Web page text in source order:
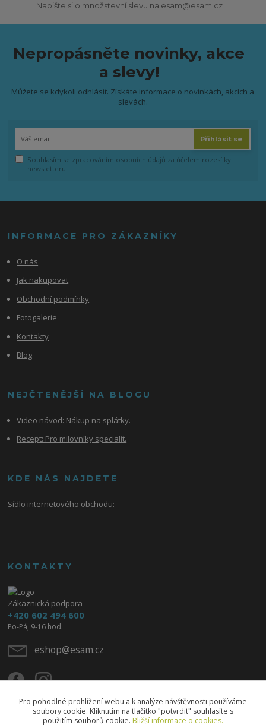
Napište si o množstevní slevu na esam@esam.cz
Nepropásněte novinky, akce
a slevy!
Můžete se kdykoli odhlásit. Získáte informace o novinkách, akcích a
slevách.
Přihlásit se
Souhlasím se zpracováním osobních údajů za účelem rozesílky
newsletteru.
INFORMACE PRO ZÁKAZNÍKY
O nás
Jak nakupovat
Obchodní podmínky
Fotogalerie
Kontakty
Blog
NEJČTENĚJŠÍ NA BLOGU
Video návod: Nákup na splátky.
Recept: Pro milovníky specialit.
KDE NÁS NAJDETE
Sídlo internetového obchodu:
KONTAKTY
Zákaznická podpora
+420 602 494 600
Po-Pá, 9-16 hod.
eshop@esam.cz
Pro pohodlné prohlížení webu a k analýze návštěvnosti používáme
soubory cookie. Kliknutím na tlačítko "potvrdit" souhlasíte s
použitím souborů cookie. Bližší informace o cookies.